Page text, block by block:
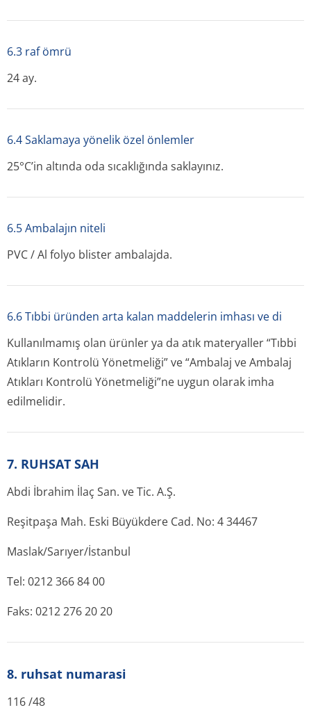
6.3 raf ömrü
24 ay.
6.4 Saklamaya yönelik özel önlemler
25°C’in altında oda sıcaklığında saklayınız.
6.5 Ambalajın niteli
PVC / Al folyo blister ambalajda.
6.6 Tıbbi üründen arta kalan maddelerin imhası ve di
Kullanılmamış olan ürünler ya da atık materyaller “Tıbbi
Atıkların Kontrolü Yönetmeliği” ve “Ambalaj ve Ambalaj
Atıkları Kontrolü Yönetmeliği”ne uygun olarak imha
edilmelidir.
7. RUHSAT SAH
Abdi İbrahim İlaç San. ve Tic. A.Ş.
Reşitpaşa Mah. Eski Büyükdere Cad. No: 4 34467
Maslak/Sarıyer/İstan­bul
Tel: 0212 366 84 00
Faks: 0212 276 20 20
8. ruhsat numarasi
116 /48